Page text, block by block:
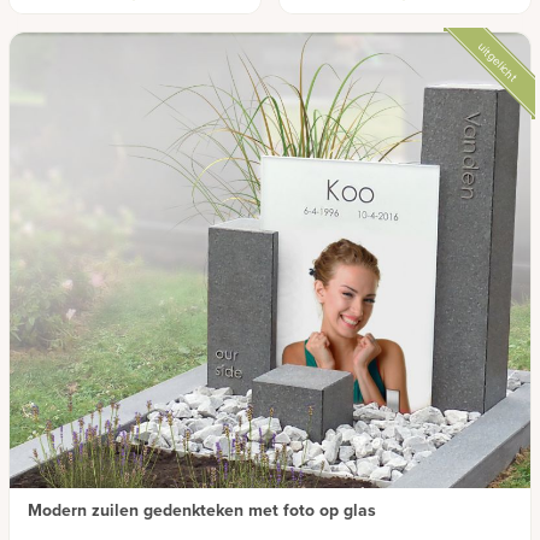
uitgelicht
Modern zuilen gedenkteken met foto op glas